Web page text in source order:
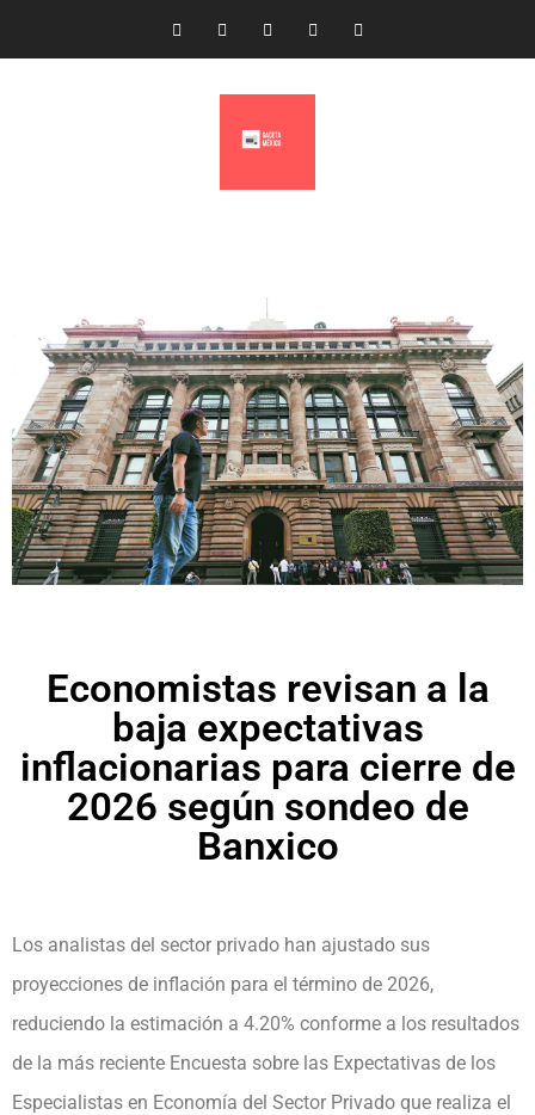
Economistas revisan a la
baja expectativas
inflacionarias para cierre de
2026 según sondeo de
Banxico
Los analistas del sector privado han ajustado sus
proyecciones de inflación para el término de 2026,
reduciendo la estimación a 4.20% conforme a los resultados
de la más reciente Encuesta sobre las Expectativas de los
Especialistas en Economía del Sector Privado que realiza el